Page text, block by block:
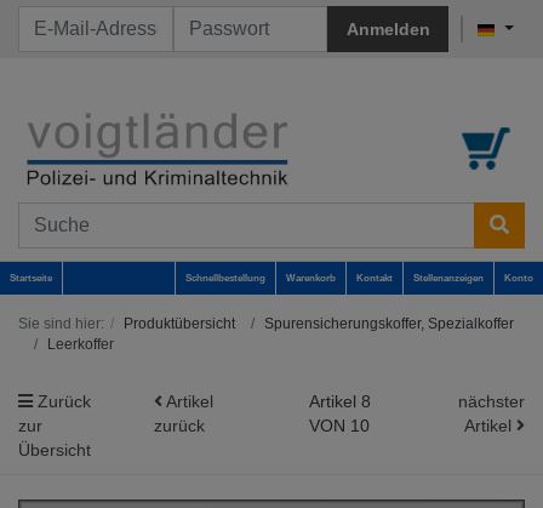
Anmelden
Startseite Schnellbestellung Warenkorb Kontakt Stellenanzeigen Konto
Sie sind hier: Produktübersicht
Spurensicherungskoffer, Spezialkoffer
Leerkoffer
Zurück
zur
Übersicht
Artikel
zurück
Artikel 8
VON 10
nächster
Artikel